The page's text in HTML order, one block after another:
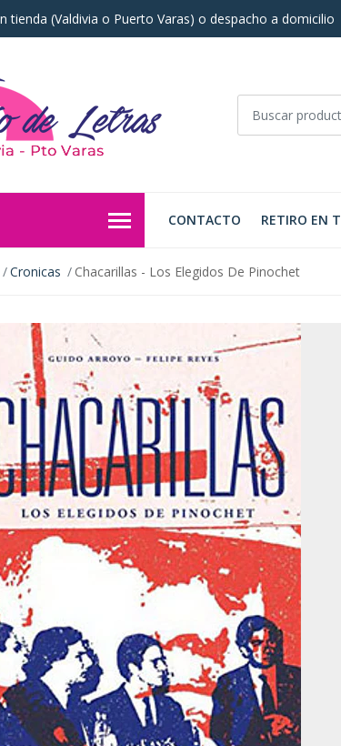
tienda (Valdivia o Puerto Varas) o despacho a domicilio
CONTACTO RETIRO EN
Cronicas Chacarillas - Los Elegidos De Pinochet